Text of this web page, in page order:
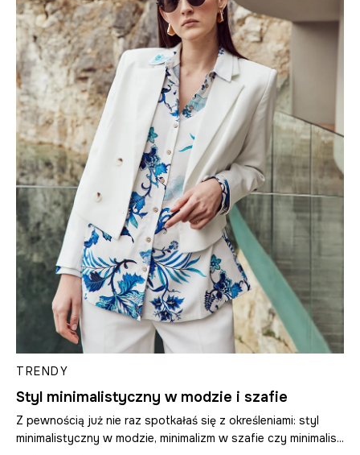
TRENDY
Styl minimalistyczny w modzie i szafie
Z pewnością już nie raz spotkałaś się z określeniami: styl
minimalistyczny w modzie, minimalizm w szafie czy minimalis...